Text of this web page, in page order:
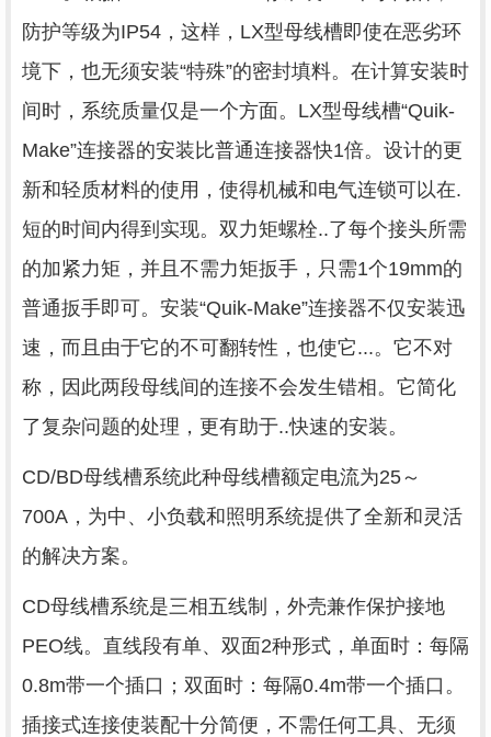
防护等级为IP54，这样，LX型母线槽即使在恶劣环
境下，也无须安装“特殊”的密封填料。在计算安装时
间时，系统质量仅是一个方面。LX型母线槽“Quik-
Make”连接器的安装比普通连接器快1倍。设计的更
新和轻质材料的使用，使得机械和电气连锁可以在.
短的时间内得到实现。双力矩螺栓..了每个接头所需
的加紧力矩，并且不需力矩扳手，只需1个19mm的
普通扳手即可。安装“Quik-Make”连接器不仅安装迅
速，而且由于它的不可翻转性，也使它...。它不对
称，因此两段母线间的连接不会发生错相。它简化
了复杂问题的处理，更有助于..快速的安装。
CD/BD母线槽系统此种母线槽额定电流为25～
700A，为中、小负载和照明系统提供了全新和灵活
的解决方案。
CD母线槽系统是三相五线制，外壳兼作保护接地
PEO线。直线段有单、双面2种形式，单面时：每隔
0.8m带一个插口；双面时：每隔0.4m带一个插口。
插接式连接使装配十分简便，不需任何工具、无须